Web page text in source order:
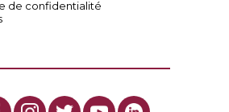
de confidentialité